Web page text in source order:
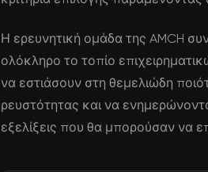
Η ερευνητική ομάδα της AMCH
ολόκληρο το τοπίο
να εστιάσουν στη θεμελιώδη
ρευστότητας και να
εξελίξεις που θα μπορούσαν να